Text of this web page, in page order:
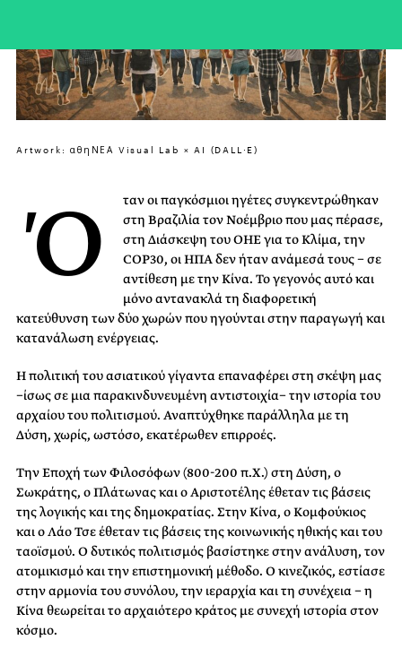
Artwork: αθηΝΕΑ Visual Lab × AI (DALL·E)
Ό
ταν οι παγκόσμιοι ηγέτες συγκεντρώθηκαν
στη Βραζιλία τον Νοέμβριο που μας πέρασε,
στη Διάσκεψη του ΟΗΕ για το Κλίμα, την
COP30, οι ΗΠΑ δεν ήταν ανάμεσά τους − σε
αντίθεση με την Κίνα. Το γεγονός αυτό και
μόνο αντανακλά τη διαφορετική
κατεύθυνση των δύο χωρών που ηγούνται στην παραγωγή και
κατανάλωση ενέργειας.
Η πολιτική του ασιατικού γίγαντα επαναφέρει στη σκέψη μας
−ίσως σε μια παρακινδυνευμένη αντιστοιχία− την ιστορία του
αρχαίου του πολιτισμού. Αναπτύχθηκε παράλληλα με τη
Δύση, χωρίς, ωστόσο, εκατέρωθεν επιρροές.
Την Εποχή των Φιλοσόφων (800-200 π.Χ.) στη Δύση, ο
Σωκράτης, ο Πλάτωνας και ο Αριστοτέλης έθεταν τις βάσεις
της λογικής και της δημοκρατίας. Στην Κίνα, ο Κομφούκιος
και ο Λάο Τσε έθεταν τις βάσεις της κοινωνικής ηθικής και του
ταοϊσμού. Ο δυτικός πολιτισμός βασίστηκε στην ανάλυση, τον
ατομικισμό και την επιστημονική μέθοδο. Ο κινεζικός, εστίασε
στην αρμονία του συνόλου, την ιεραρχία και τη συνέχεια − η
Κίνα θεωρείται το αρχαιότερο κράτος με συνεχή ιστορία στον
κόσμο.